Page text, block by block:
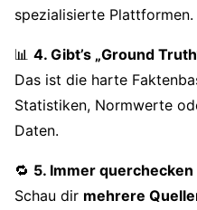
spezialisierte Plattformen.
📊 4. Gibt’s „Ground
Das ist die harte
Statistiken, Normwerte
Daten.
🔁 5. Immer querchecken
Schau dir mehrere